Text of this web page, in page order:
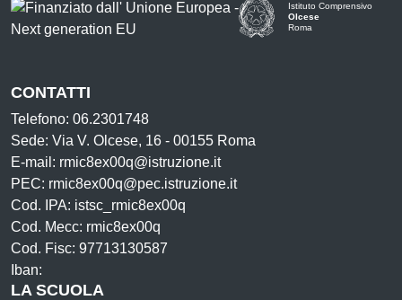
Istituto Comprensivo
Olcese
Roma
CONTATTI
Telefono: 06.2301748
Sede: Via V. Olcese, 16 - 00155 Roma
E-mail: rmic8ex00q@istruzione.it
PEC: rmic8ex00q@pec.istruzione.it
Cod. IPA: istsc_rmic8ex00q
Cod. Mecc: rmic8ex00q
Cod. Fisc: 97713130587
Iban:
LA SCUOLA